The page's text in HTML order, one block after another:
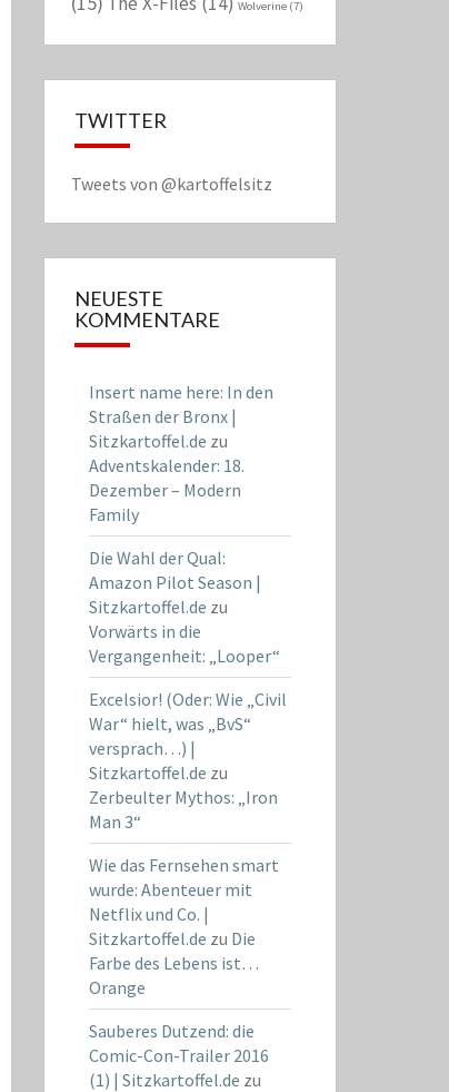
Wolverine(7)
TWITTER
Tweets von @kartoffelsitz
NEUESTE
KOMMENTARE
Insert name here: In den
Straßen der Bronx |
Sitzkartoffel.de zu
Adventskalender: 18.
Dezember – Modern
Family
Die Wahl der Qual:
Amazon Pilot Season |
Sitzkartoffel.de zu
Vorwärts in die
Vergangenheit: „Looper“
Excelsior! (Oder: Wie „Civil
War“ hielt, was „BvS“
versprach…) |
Sitzkartoffel.de zu
Zerbeulter Mythos: „Iron
Man 3“
Wie das Fernsehen smart
wurde: Abenteuer mit
Netflix und Co. |
Sitzkartoffel.de zu Die
Farbe des Lebens ist…
Orange
Sauberes Dutzend: die
Comic-Con-Trailer 2016
(1) | Sitzkartoffel.de zu